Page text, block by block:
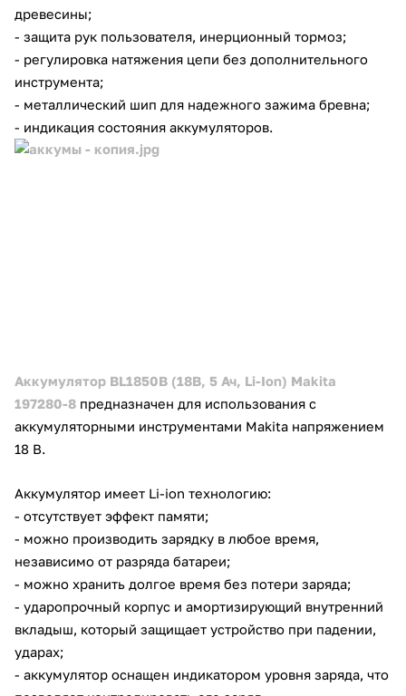
древесины;
- защита рук пользователя, инерционный тормоз;
- регулировка натяжения цепи без дополнительного
инструмента;
- металлический шип для надежного зажима бревна;
- индикация состояния аккумуляторов.
Аккумулятор BL1850B (18В, 5 Ач, Li-Ion) Makita
197280-8 предназначен для использования с
аккумуляторными инструментами Makita напряжением
18 В.
Аккумулятор имеет Li-ion технологию:
- отсутствует эффект памяти;
- можно производить зарядку в любое время,
независимо от разряда батареи;
- можно хранить долгое время без потери заряда;
- ударопрочный корпус и амортизирующий внутренний
вкладыш, который защищает устройство при падении,
ударах;
- аккумулятор оснащен индикатором уровня заряда, что